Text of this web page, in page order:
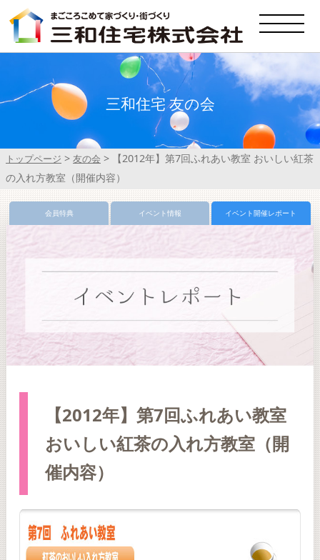
三和住宅 友の会
トップページ > 友の会 >
【2012年】第7回ふれあい教室 おいしい紅茶
の入れ方教室（開催内容）
会員特典 イベント情報 イベント開催レポート
【2012年】第7回ふれあい教室
おいしい紅茶の入れ方教室（開
催内容）